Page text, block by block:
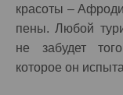
красоты –
пены. Любой
не забудет
которое он